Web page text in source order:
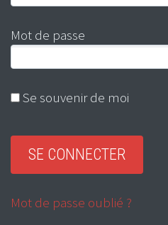
Mot de passe
Se souvenir de moi
Mot de passe oublié ?